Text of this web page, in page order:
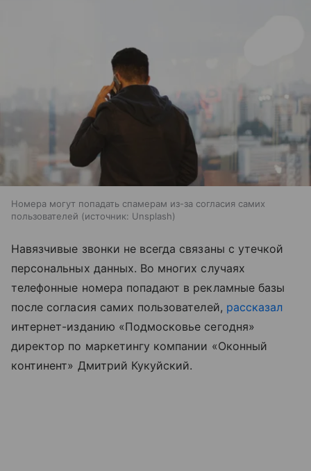
Номера могут попадать спамерам из-за согласия самих
пользователей
источник: Unsplash
Навязчивые звонки не всегда связаны с утечкой
персональных данных. Во многих случаях
телефонные номера попадают в рекламные базы
после согласия самих пользователей, рассказал
интернет-изданию «Подмосковье сегодня»
директор по маркетингу компании «Оконный
континент» Дмитрий Кукуйский.